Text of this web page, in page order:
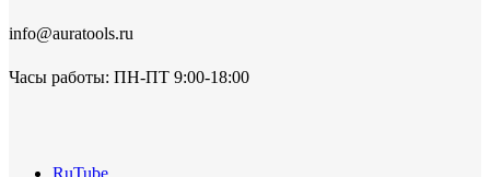
info@auratools.ru
Часы работы: ПН-ПТ 9:00-18:00
RuTube